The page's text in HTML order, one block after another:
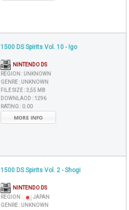
1500 DS Spirits Vol. 10 - Igo
NINTENDO DS
REGION : UNKNOWN
GENRE : UNKNOWN
FILE SIZE :3,55 MB
DOWNLAOD : 1296
RATING : 0.00
MORE INFO
1500 DS Spirits Vol. 2 - Shogi
NINTENDO DS
REGION :
JAPAN
GENRE : UNKNOWN